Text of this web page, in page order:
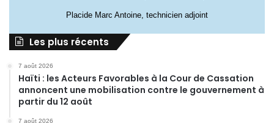
Placide Marc Antoine, technicien adjoint
Les plus récents
7 août 2026
Haïti : les Acteurs Favorables à la Cour de Cassation
annoncent une mobilisation contre le gouvernement à
partir du 12 août
7 août 2026